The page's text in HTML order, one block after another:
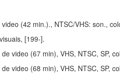
(42 min.)., NTSC/VHS: son.,
[199-].
video (67 min), VHS, NTSC, SP,
video (68 min), VHS, NTSC, SP,